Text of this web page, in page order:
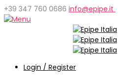
+39 347 760 0686 info@epipe.it
Login / Register